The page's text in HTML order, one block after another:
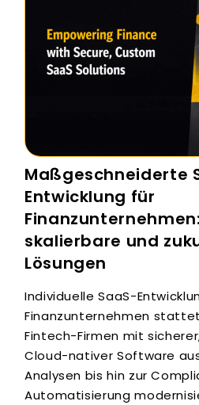
Maßgeschneiderte
Entwicklung für
skalierbare und
Lösungen
Individuelle SaaS-
Finanzunternehmen
Fintech-Firmen mit
Cloud-nativer Software
Analysen bis hin zur
Automatisierung